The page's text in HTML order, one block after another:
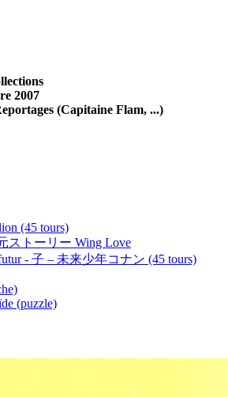
2007
(Capitaine Flam, ...)
(45 tours)
ストーリー Wing Love
- 子 – 未来少年コナン (45 tours)
(puzzle)